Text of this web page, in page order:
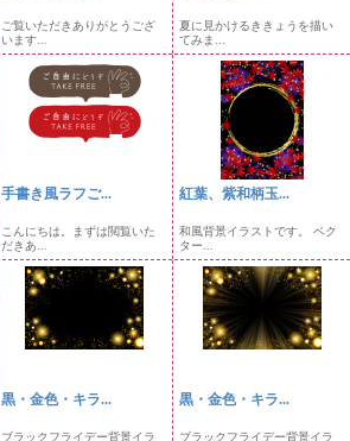
ご覧いただきありがとうござ
います...
夏に見かけるききょうを描い
てみま...
手書き風ラフご...
こんにちは。まずは閲覧いた
だきあ...
紅葉、紫和柄玉...
和風背景イラストです。 ベク
ター...
黒・金色・キラ...
ブラックフライデー背景イラ
黒・金色・キラ...
ブラックフライデー背景イラ